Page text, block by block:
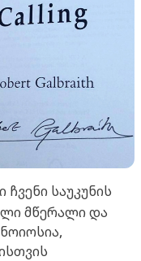
საუკუნის
მწერალი და